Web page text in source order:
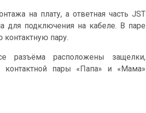
на плату, а ответная часть JST
для подключения на кабеле. В паре
пару.
разъёма расположены защелки,
контактной пары «Папа» и «Мама»